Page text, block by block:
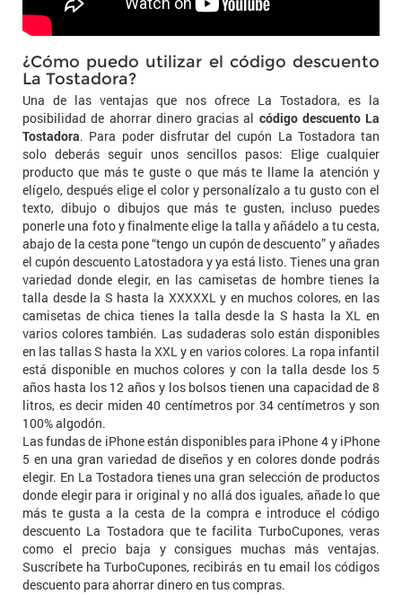
¿Cómo puedo utilizar el código descuento
La Tostadora?
Una de las ventajas que nos ofrece La Tostadora, es la
posibilidad de ahorrar dinero gracias al código descuento La
Tostadora. Para poder disfrutar del cupón La Tostadora tan
solo deberás seguir unos sencillos pasos: Elige cualquier
producto que más te guste o que más te llame la atención y
elígelo, después elige el color y personalízalo a tu gusto con el
texto, dibujo o dibujos que más te gusten, incluso puedes
ponerle una foto y finalmente elige la talla y añádelo a tu cesta,
abajo de la cesta pone “tengo un cupón de descuento” y añades
el cupón descuento Latostadora y ya está listo. Tienes una gran
variedad donde elegir, en las camisetas de hombre tienes la
talla desde la S hasta la XXXXXL y en muchos colores, en las
camisetas de chica tienes la talla desde la S hasta la XL en
varios colores también. Las sudaderas solo están disponibles
en las tallas S hasta la XXL y en varios colores. La ropa infantil
está disponible en muchos colores y con la talla desde los 5
años hasta los 12 años y los bolsos tienen una capacidad de 8
litros, es decir miden 40 centímetros por 34 centímetros y son
100% algodón.
Las fundas de iPhone están disponibles para iPhone 4 y iPhone
5 en una gran variedad de diseños y en colores donde podrás
elegir. En La Tostadora tienes una gran selección de productos
donde elegir para ir original y no allá dos iguales, añade lo que
más te gusta a la cesta de la compra e introduce el código
descuento La Tostadora que te facilita TurboCupones, veras
como el precio baja y consigues muchas más ventajas.
Suscríbete ha TurboCupones, recibirás en tu email los códigos
descuento para ahorrar dinero en tus compras.